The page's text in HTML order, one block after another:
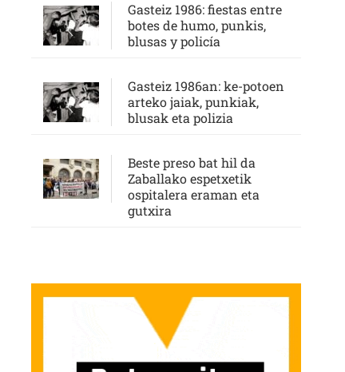
Gasteiz 1986: fiestas entre
botes de humo, punkis,
blusas y policía
Gasteiz 1986an: ke-potoen
arteko jaiak, punkiak,
blusak eta polizia
Beste preso bat hil da
Zaballako espetxetik
ospitalera eraman eta
gutxira